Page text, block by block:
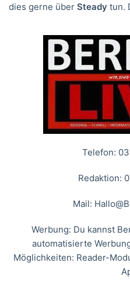
dies gerne über Steady tun.
Telefon:
Redaktion:
Mail:
Werbung: Du kannst
automatisierte
Möglichkeiten: Reader-